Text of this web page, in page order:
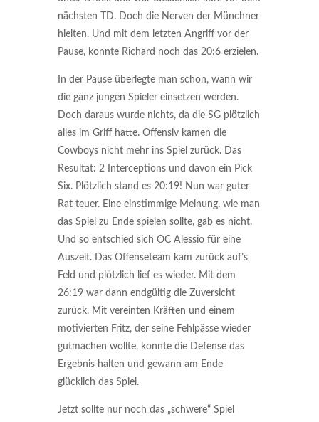
nächsten TD. Doch die Nerven der Münchner
hielten. Und mit dem letzten Angriff vor der
Pause, konnte Richard noch das 20:6 erzielen.
In der Pause überlegte man schon, wann wir
die ganz jungen Spieler einsetzen werden.
Doch daraus wurde nichts, da die SG plötzlich
alles im Griff hatte. Offensiv kamen die
Cowboys nicht mehr ins Spiel zurück. Das
Resultat: 2 Interceptions und davon ein Pick
Six. Plötzlich stand es 20:19! Nun war guter
Rat teuer. Eine einstimmige Meinung, wie man
das Spiel zu Ende spielen sollte, gab es nicht.
Und so entschied sich OC Alessio für eine
Auszeit. Das Offenseteam kam zurück auf’s
Feld und plötzlich lief es wieder. Mit dem
26:19 war dann endgültig die Zuversicht
zurück. Mit vereinten Kräften und einem
motivierten Fritz, der seine Fehlpässe wieder
gutmachen wollte, konnte die Defense das
Ergebnis halten und gewann am Ende
glücklich das Spiel.
Jetzt sollte nur noch das „schwere“ Spiel